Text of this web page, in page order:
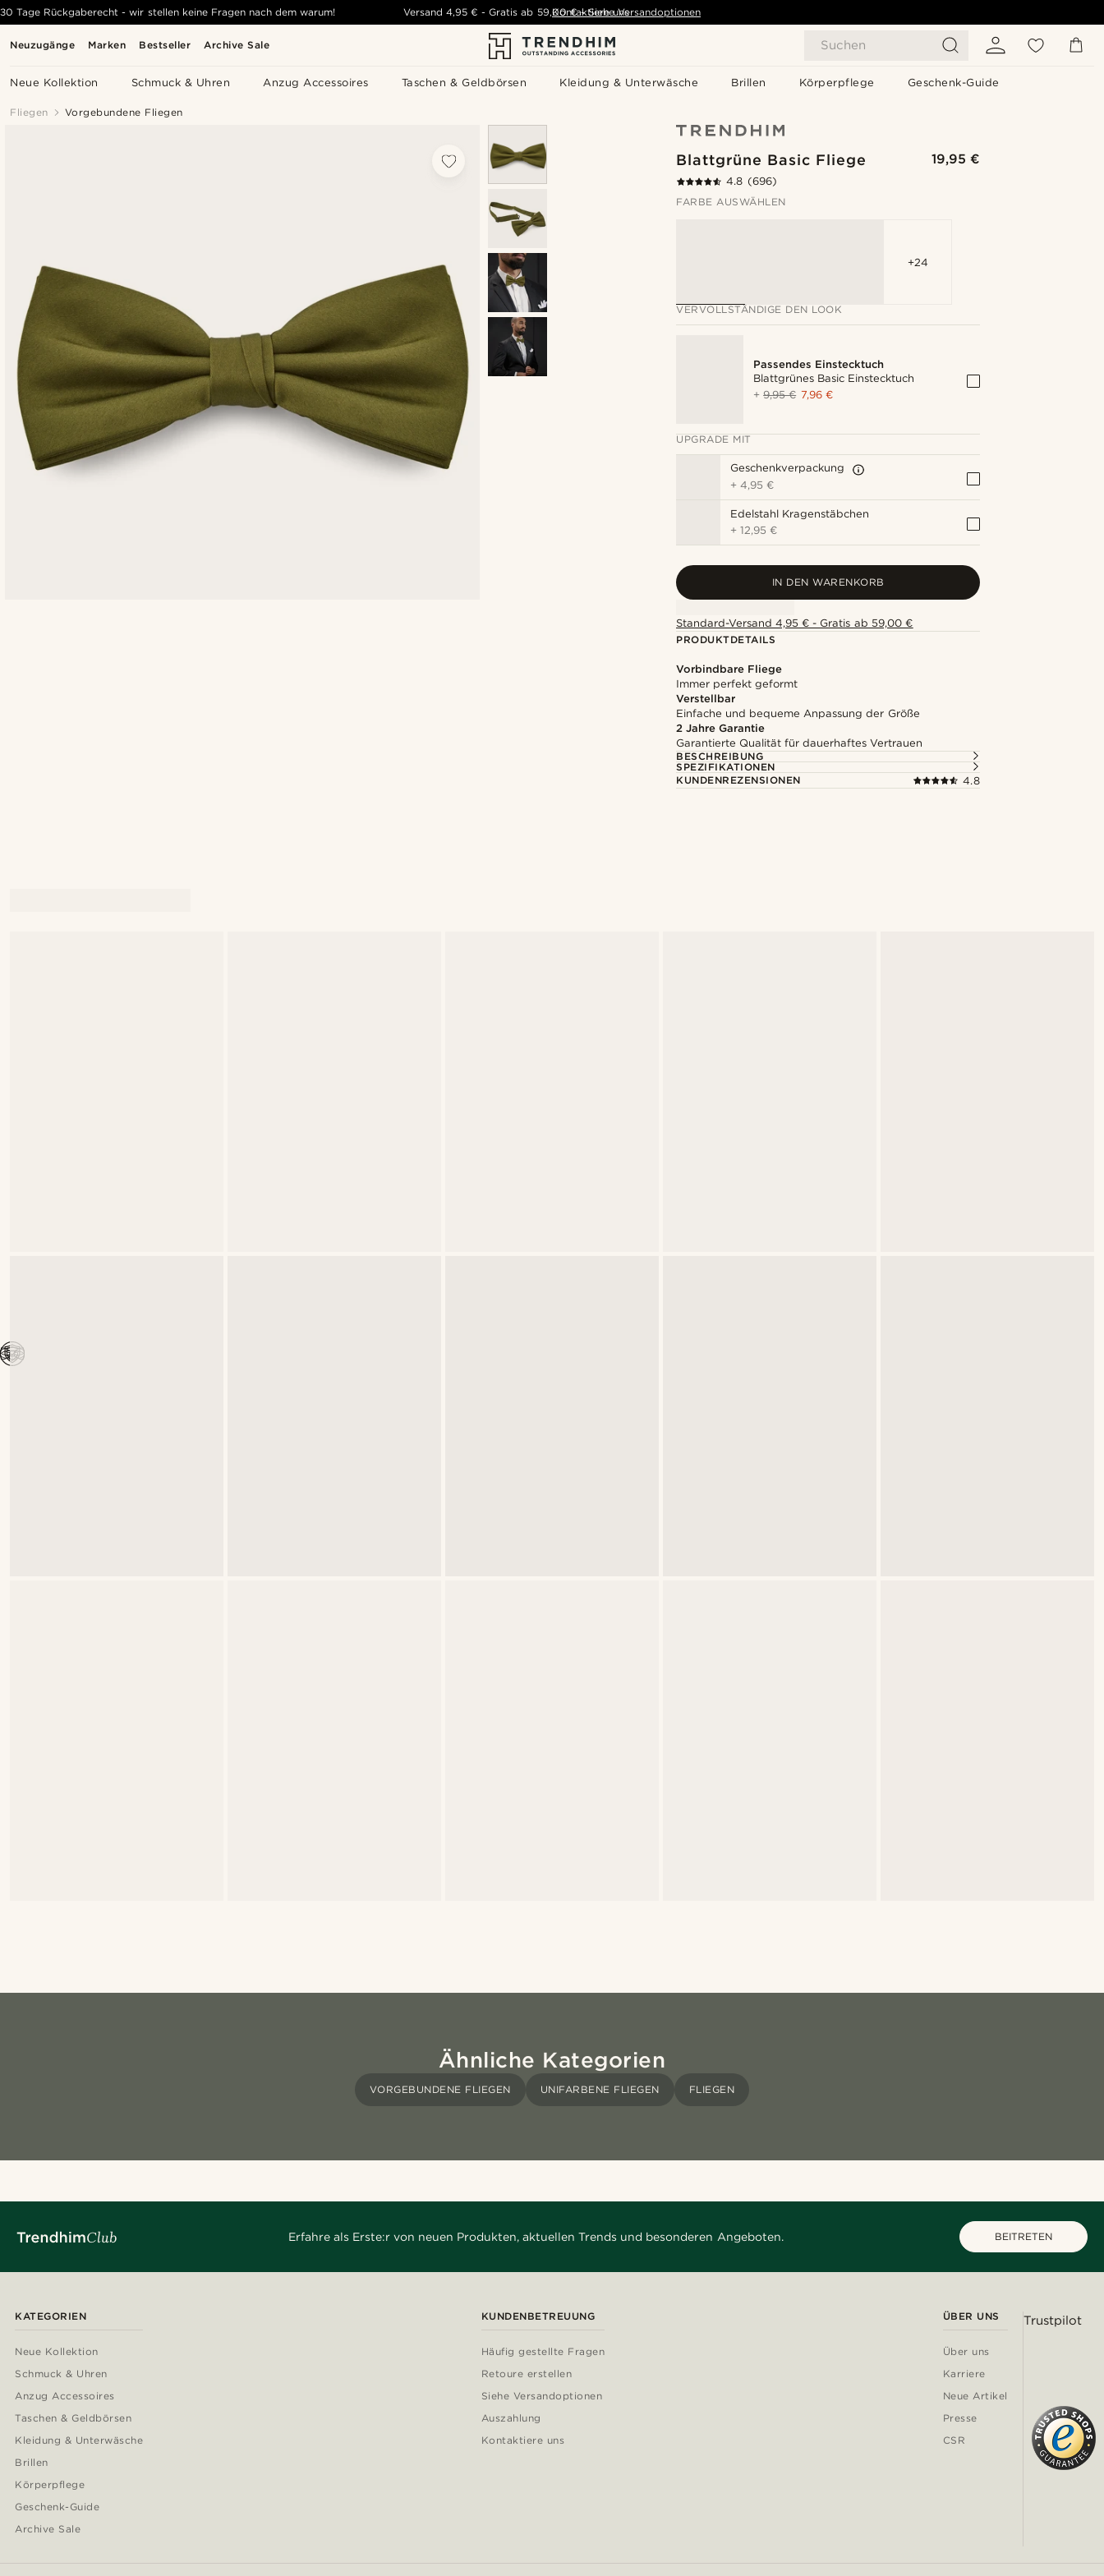
Neuzugänge Marken Bestseller Archive Sale Suchen
Neue Kollektion Schmuck & Uhren Anzug Accessoires Taschen & Geldbörsen Kleidung & Unterwäsche Brillen Körperpflege Geschenk-Guide
30 Tage Rückgaberecht - wir stellen keine Fragen nach dem warum! Versand 4,95 € -Gratis ab 59,00 € - Siehe Versandoptionen
Kontaktiere uns
Fliegen Vorgebundene Fliegen
Blattgrüne Basic Fliege 19,95 €
4.8 (696)
FARBE AUSWÄHLEN
+24
VERVOLLSTÄNDIGE DEN LOOK
Passendes Einstecktuch
Blattgrünes Basic Einstecktuch
+9,95 € 7,96 €
UPGRADE MIT
Geschenkverpackung
+4,95 €
Edelstahl Kragenstäbchen
+12,95 €
IN DEN WARENKORB
Standard-Versand 4,95 € - Gratis ab 59,00 €
PRODUKTDETAILS
Vorbindbare Fliege
Immer perfekt geformt
Verstellbar
Einfache und bequeme Anpassung der Größe
2 Jahre Garantie
Garantierte Qualität für dauerhaftes Vertrauen
BESCHREIBUNG
SPEZIFIKATIONEN
KUNDENREZENSIONEN
4.8
Ähnliche Kategorien
VORGEBUNDENE FLIEGEN UNIFARBENE FLIEGEN FLIEGEN
Erfahre als Erste:r von neuen Produkten, aktuellen Trends und besonderen Angeboten. BEITRETEN
KATEGORIEN
Neue Kollektion
Schmuck & Uhren
Anzug Accessoires
Taschen & Geldbörsen
Kleidung & Unterwäsche
Brillen
Körperpflege
Geschenk-Guide
Archive Sale
KUNDENBETREUUNG
Häufig gestellte Fragen
Retoure erstellen
Siehe Versandoptionen
Auszahlung
Kontaktiere uns
ÜBER UNS
Über uns
Karriere
Neue Artikel
Presse
CSR
Trustpilot